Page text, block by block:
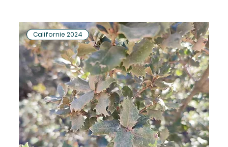
Californie 2024